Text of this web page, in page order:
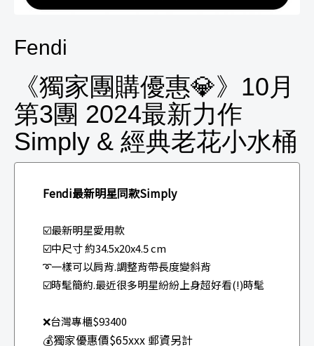
Fendi
《獨家團購優惠💎》10月
第3團 2024最新力作
Simply & 經典老花小水桶
Fendi最新明星同款Simply
☑️最新明星愛用款
☑️中尺寸 約34.5x20x4.5 cm
➰一樣可以肩背.調整背帶長度變斜背
☑️時髦簡約.最近很多明星紛紛上身超好看(!)時髦
❌台灣專櫃$93400
💰獨家優惠價$65xxx 郵資另計